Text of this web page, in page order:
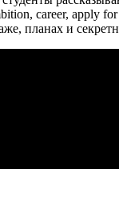
career, apply
планах и